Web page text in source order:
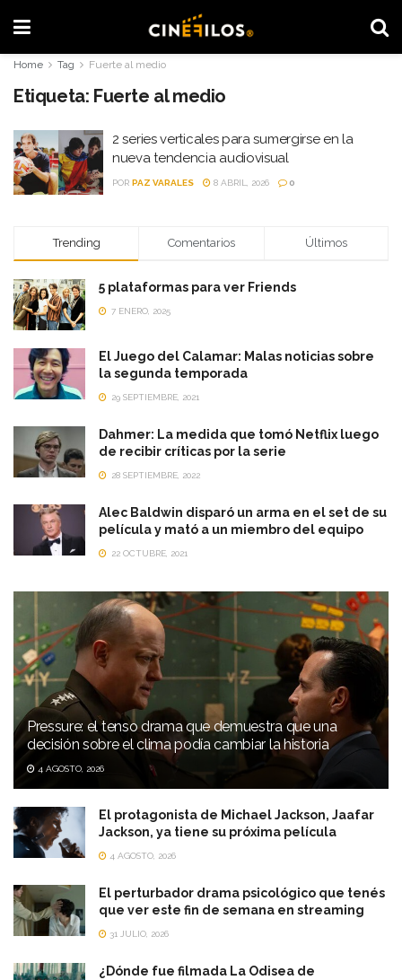
Home Tag Fuerte al medio
Etiqueta: Fuerte al medio
2 series verticales para sumergirse en la
nueva tendencia audiovisual
POR PAZ VARALES 8 ABRIL, 2026 0
Trending Comentarios Últimos
5 plataformas para ver Friends
7 ENERO, 2025
El Juego del Calamar: Malas noticias sobre
la segunda temporada
29 SEPTIEMBRE, 2021
Dahmer: La medida que tomó Netflix luego
de recibir críticas por la serie
28 SEPTIEMBRE, 2022
Alec Baldwin disparó un arma en el set de su
película y mató a un miembro del equipo
22 OCTUBRE, 2021
Pressure: el tenso drama que demuestra que una
decisión sobre el clima podía cambiar la historia
4 AGOSTO, 2026
El protagonista de Michael Jackson, Jaafar
Jackson, ya tiene su próxima película
4 AGOSTO, 2026
El perturbador drama psicológico que tenés
que ver este fin de semana en streaming
31 JULIO, 2026
¿Dónde fue filmada La Odisea de